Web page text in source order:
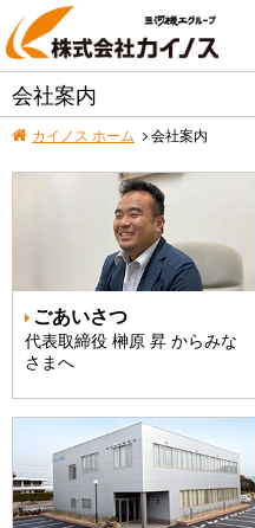
会社案内
カイノス ホーム 会社案内
ごあいさつ
代表取締役 榊原 昇 からみな
さまへ